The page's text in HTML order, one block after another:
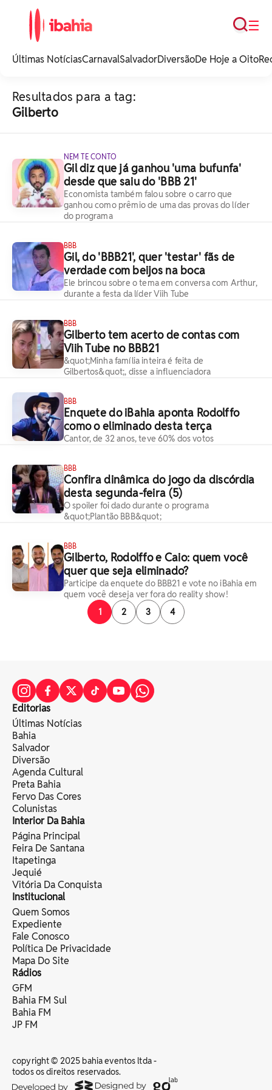
noticias e
☰
Busca
Últimas NotíciasCarnavalSalvadorDiversãoDe Hoje a Oito
Resultados para a tag:
Gilberto
NEM TE CONTO
Gil diz que já ganhou 'uma bufunfa'
desde que saiu do 'BBB 21'
Economista também falou sobre o carro que
ganhou como prêmio de uma das provas do líder
do programa
BBB
Gil, do 'BBB21', quer 'testar' fãs de
verdade com beijos na boca
Ele brincou sobre o tema em conversa com Arthur,
durante a festa da líder Viih Tube
BBB
Gilberto tem acerto de contas com
Viih Tube no BBB21
&quot;Minha família inteira é feita de
Gilbertos&quot;, disse a influenciadora
BBB
Enquete do iBahia aponta Rodolffo
como o eliminado desta terça
Cantor, de 32 anos, teve 60% dos votos
BBB
Confira dinâmica do jogo da discórdia
desta segunda-feira (5)
O spoiler foi dado durante o programa
&quot;Plantão BBB&quot;
BBB
Gilberto, Rodolffo e Caio: quem você
quer que seja eliminado?
Participe da enquete do BBB21 e vote no iBahia em
quem você deseja ver fora do reality show!
1
2 3 4
Editorias
Últimas Notícias
Bahia
Salvador
Diversão
Agenda Cultural
Preta Bahia
Fervo Das Cores
Colunistas
Interior Da Bahia
Página Principal
Feira De Santana
Itapetinga
Jequié
Vitória Da Conquista
Institucional
Quem Somos
Expediente
Fale Conosco
Política De Privacidade
Mapa Do Site
Rádios
GFM
Bahia FM Sul
Bahia FM
JP FM
copyright © 2025 bahia eventos ltda -
todos os direitos reservados.